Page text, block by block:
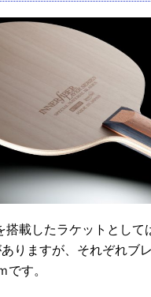
搭載したラケットとして
りますが、それぞれブ
です。